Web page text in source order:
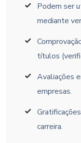
Podem ser
mediante
títulos
Avaliações
empresas.
carreira.